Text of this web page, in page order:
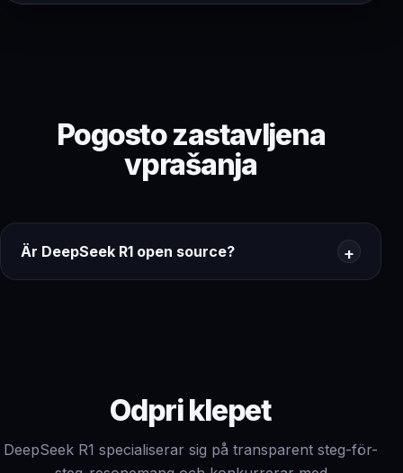
Pogosto zastavljena
vprašanja
Är DeepSeek R1 open source?
Odpri klepet
DeepSeek R1 specialiserar sig på transparent steg-för-